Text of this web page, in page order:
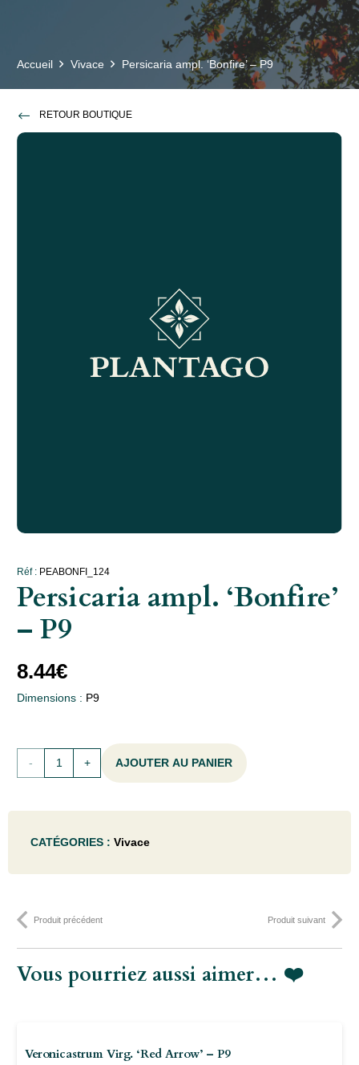
Accueil Vivace Persicaria ampl. ‘Bonfire’ – P9
RETOUR BOUTIQUE
Réf : PEABONFI_124
Persicaria ampl. ‘Bonfire’
– P9
8.44€
Dimensions : P9
quantité
ampl.
'Bonfire'
AJOUTER AU PANIER
CATÉGORIES : Vivace
Produit précédent Produit suivant
Vous pourriez aussi aimer… ❤️
Veronicastrum Virg. ‘Red Arrow’ – P9